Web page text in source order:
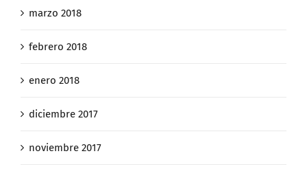
marzo 2018
febrero 2018
enero 2018
diciembre 2017
noviembre 2017